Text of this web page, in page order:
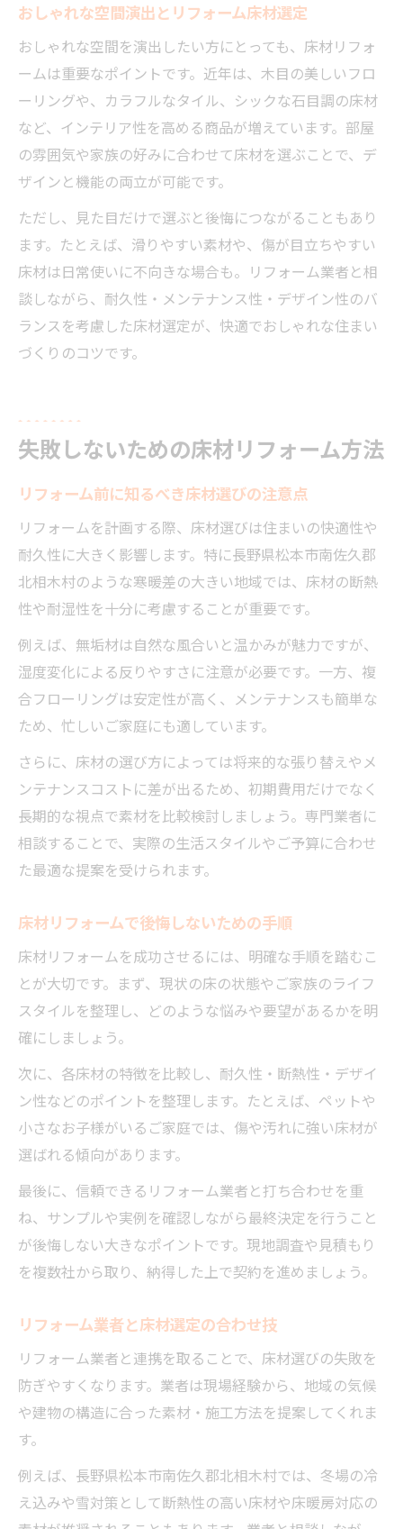
おしゃれな空間演出とリフォーム床材選定
おしゃれな空間を演出したい方にとっても、床材リフォ
ームは重要なポイントです。近年は、木目の美しいフロ
ーリングや、カラフルなタイル、シックな石目調の床材
など、インテリア性を高める商品が増えています。部屋
の雰囲気や家族の好みに合わせて床材を選ぶことで、デ
ザインと機能の両立が可能です。
ただし、見た目だけで選ぶと後悔につながることもあり
ます。たとえば、滑りやすい素材や、傷が目立ちやすい
床材は日常使いに不向きな場合も。リフォーム業者と相
談しながら、耐久性・メンテナンス性・デザイン性のバ
ランスを考慮した床材選定が、快適でおしゃれな住まい
づくりのコツです。
失敗しないための床材リフォーム方法
リフォーム前に知るべき床材選びの注意点
リフォームを計画する際、床材選びは住まいの快適性や
耐久性に大きく影響します。特に長野県松本市南佐久郡
北相木村のような寒暖差の大きい地域では、床材の断熱
性や耐湿性を十分に考慮することが重要です。
例えば、無垢材は自然な風合いと温かみが魅力ですが、
湿度変化による反りやすさに注意が必要です。一方、複
合フローリングは安定性が高く、メンテナンスも簡単な
ため、忙しいご家庭にも適しています。
さらに、床材の選び方によっては将来的な張り替えやメ
ンテナンスコストに差が出るため、初期費用だけでなく
長期的な視点で素材を比較検討しましょう。専門業者に
相談することで、実際の生活スタイルやご予算に合わせ
た最適な提案を受けられます。
床材リフォームで後悔しないための手順
床材リフォームを成功させるには、明確な手順を踏むこ
とが大切です。まず、現状の床の状態やご家族のライフ
スタイルを整理し、どのような悩みや要望があるかを明
確にしましょう。
次に、各床材の特徴を比較し、耐久性・断熱性・デザイ
ン性などのポイントを整理します。たとえば、ペットや
小さなお子様がいるご家庭では、傷や汚れに強い床材が
選ばれる傾向があります。
最後に、信頼できるリフォーム業者と打ち合わせを重
ね、サンプルや実例を確認しながら最終決定を行うこと
が後悔しない大きなポイントです。現地調査や見積もり
を複数社から取り、納得した上で契約を進めましょう。
リフォーム業者と床材選定の合わせ技
リフォーム業者と連携を取ることで、床材選びの失敗を
防ぎやすくなります。業者は現場経験から、地域の気候
や建物の構造に合った素材・施工方法を提案してくれま
す。
例えば、長野県松本市南佐久郡北相木村では、冬場の冷
え込みや雪対策として断熱性の高い床材や床暖房対応の